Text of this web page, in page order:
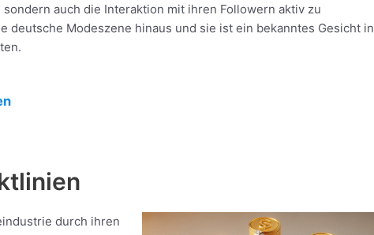
auch die Interaktion mit ihren Followern aktiv zu
deutsche Modeszene hinaus und sie ist ein bekanntes Gesicht in
durch ihren